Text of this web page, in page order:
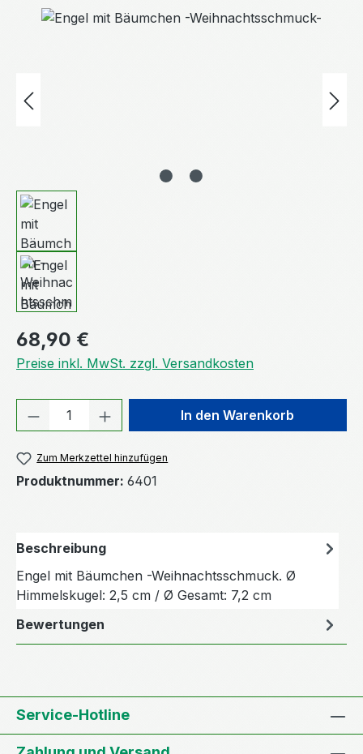
Bildergalerie überspringen
Regulärer Preis:
68,90 €
Preise inkl. MwSt. zzgl. Versandkosten
Produkt Anzahl: Gib denIn den Warenkorb
Zum Merkzettel hinzufügen
Produktnummer: 6401
Beschreibung
Engel mit Bäumchen -Weihnachtsschmuck. Ø
Himmelskugel: 2,5 cm / Ø Gesamt: 7,2 cm
Bewertungen
Service-Hotline